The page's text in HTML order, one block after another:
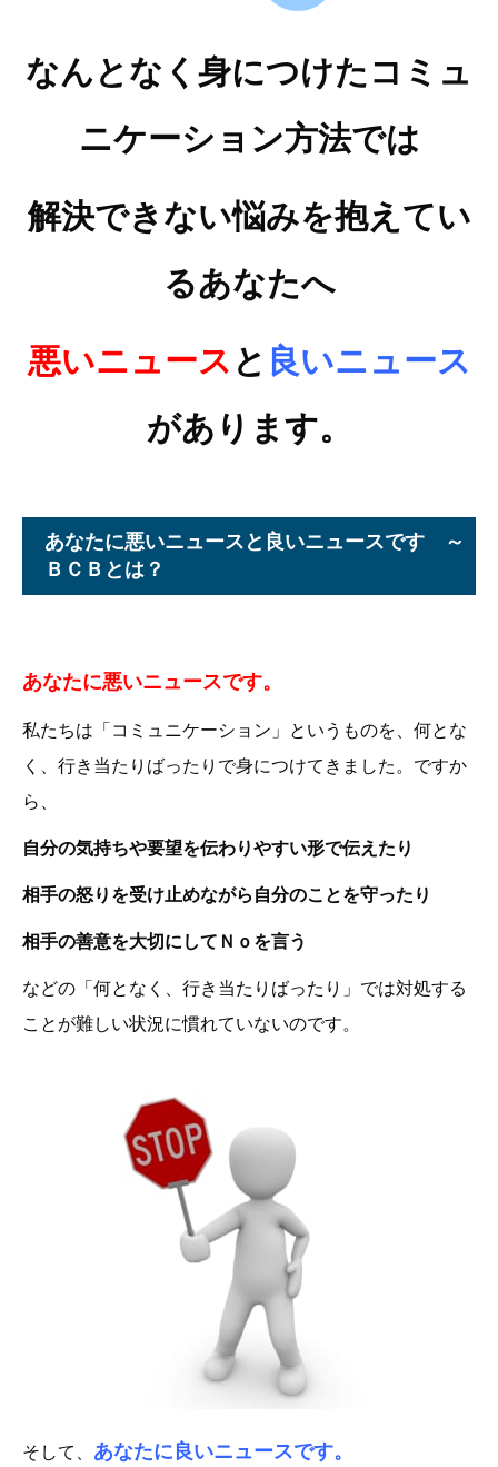
なんとなく身につけたコミュ
ニケーション方法では
解決できない悩みを抱えてい
るあなたへ
悪いニュース と 良いニュース
があります。
あなたに悪いニュースと良いニュースです ～
ＢＣＢとは？
あなたに悪いニュースです。
私たちは「コミュニケーション」というものを、何とな
く、行き当たりばったりで身につけてきました。ですか
ら、
自分の気持ちや要望を伝わりやすい形で伝えたり
相手の怒りを受け止めながら自分のことを守ったり
相手の善意を大切にしてＮｏを言う
などの「何となく、行き当たりばったり」では対処する
ことが難しい状況に慣れていないのです。
そして、 あなたに 良いニュースです。